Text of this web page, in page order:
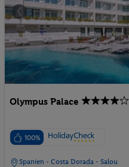
Olympus Palace
100%
Spanien - Costa Dorada - Salou